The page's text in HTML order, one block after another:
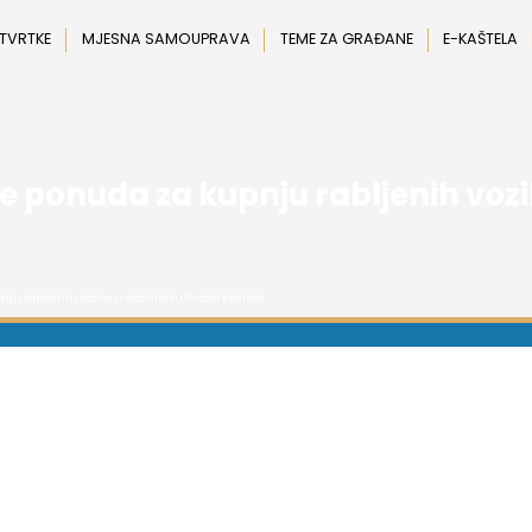
MJESNA SAMOUPRAVA TEME ZA GRAĐANE E-KAŠTELA